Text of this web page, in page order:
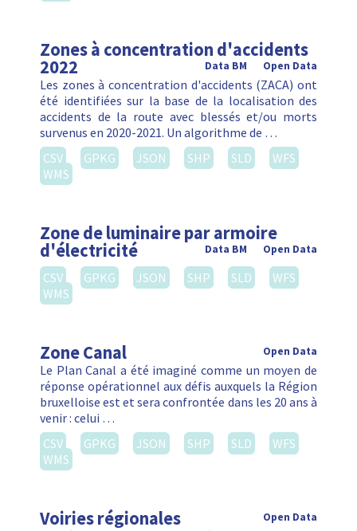
Zones à concentration d'accidents
2022 Open Data
Data BM
Les zones à concentration d'accidents (ZACA) ont
été identifiées sur la base de la localisation des
accidents de la route avec blessés et/ou morts
survenus en 2020-2021. Un algorithme de …
CSV
GPKG JSON SHP SLD
WFS
WMS
Zone de luminaire par armoire
d'électricité Open Data
Data BM
CSV GPKG JSON SHP SLD
WFS
WMS
Zone Canal Open Data
Le Plan Canal a été imaginé comme un moyen de
réponse opérationnel aux défis auxquels la Région
bruxelloise est et sera confrontée dans les 20 ans à
venir : celui …
CSV
GPKG JSON SHP SLD
WFS
WMS
Voiries régionales
Open Data